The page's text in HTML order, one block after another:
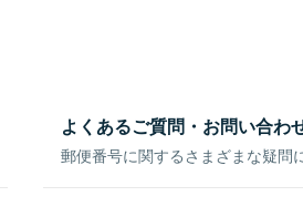
よくあるご質問・お問い合わ
郵便番号に関するさまざまな疑問